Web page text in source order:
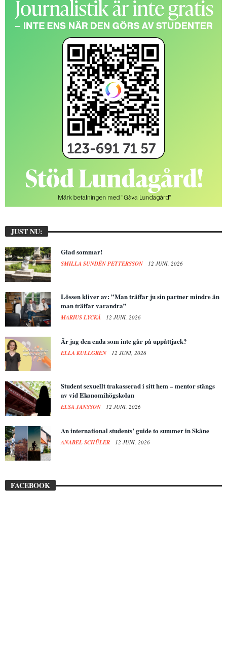
JUST NU:
Glad sommar!
SMILLA SUNDÉN PETTERSSON 12 JUNI, 2026
Lössen kliver av: ”Man träffar ju sin partner mindre än
man träffar varandra”
MARIUS LYCKÅ 12 JUNI, 2026
Är jag den enda som inte går på uppåttjack?
ELLA KULLGREN 12 JUNI, 2026
Student sexuellt trakasserad i sitt hem – mentor stängs
av vid Ekonomihögskolan
ELSA JANSSON 12 JUNI, 2026
An international students’ guide to summer in Skåne
ANABEL SCHÜLER 12 JUNI, 2026
FACEBOOK